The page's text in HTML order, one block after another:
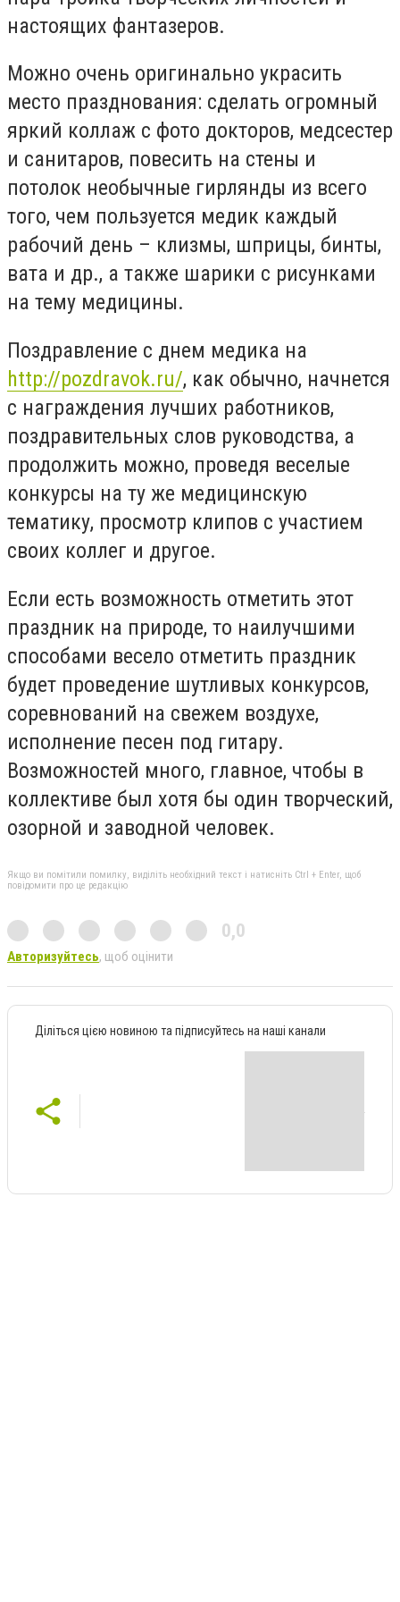
настоящих фантазеров.
Можно очень оригинально украсить
место празднования: сделать огромный
яркий коллаж с фото докторов, медсестер
и санитаров, повесить на стены и
потолок необычные гирлянды из всего
того, чем пользуется медик каждый
рабочий день – клизмы, шприцы, бинты,
вата и др., а также шарики с рисунками
на тему медицины.
Поздравление с днем медика на
http://pozdravok.ru/, как обычно, начнется
с награждения лучших работников,
поздравительных слов руководства, а
продолжить можно, проведя веселые
конкурсы на ту же медицинскую
тематику, просмотр клипов с участием
своих коллег и другое.
Если есть возможность отметить этот
праздник на природе, то наилучшими
способами весело отметить праздник
будет проведение шутливых конкурсов,
соревнований на свежем воздухе,
исполнение песен под гитару.
Возможностей много, главное, чтобы в
коллективе был хотя бы один творческий,
озорной и заводной человек.
Якщо ви помітили помилку, виділіть необхідний текст і натисніть Ctrl + Enter, щоб
повідомити про це редакцію
0,0
Авторизуйтесь, щоб оцінити
Діліться цією новиною та підписуйтесь на наші канали